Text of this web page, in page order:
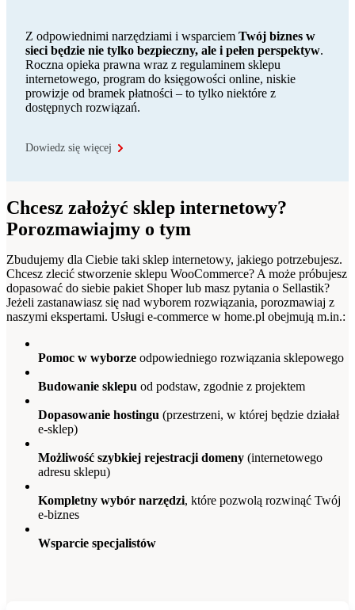
Z odpowiednimi narzędziami i wsparciem Twój biznes w
sieci będzie nie tylko bezpieczny, ale i pełen perspektyw.
Roczna opieka prawna wraz z regulaminem sklepu
internetowego, program do księgowości online, niskie
prowizje od bramek płatności – to tylko niektóre z
dostępnych rozwiązań.
Dowiedz się więcej
Chcesz założyć sklep internetowy?
Porozmawiajmy o tym
Zbudujemy dla Ciebie taki sklep internetowy, jakiego potrzebujesz.
Chcesz zlecić stworzenie sklepu WooCommerce? A może próbujesz
dopasować do siebie pakiet Shoper lub masz pytania o Sellastik?
Jeżeli zastanawiasz się nad wyborem rozwiązania, porozmawiaj z
naszymi ekspertami. Usługi e-commerce w home.pl obejmują m.in.:
Pomoc w wyborze odpowiedniego rozwiązania sklepowego
Budowanie sklepu od podstaw, zgodnie z projektem
Dopasowanie hostingu (przestrzeni, w której będzie działał
e-sklep)
Możliwość szybkiej rejestracji domeny (internetowego
adresu sklepu)
Kompletny wybór narzędzi, które pozwolą rozwinąć Twój
e-biznes
Wsparcie specjalistów